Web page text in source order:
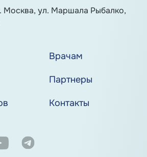
Москва, ул. Маршала Рыбалко,
Врачам
Партнеры
Контакты